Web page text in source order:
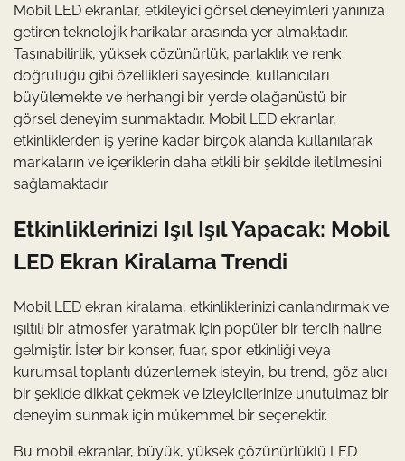
Mobil LED ekranlar, etkileyici görsel deneyimleri yanınıza
getiren teknolojik harikalar arasında yer almaktadır.
Taşınabilirlik, yüksek çözünürlük, parlaklık ve renk
doğruluğu gibi özellikleri sayesinde, kullanıcıları
büyülemekte ve herhangi bir yerde olağanüstü bir
görsel deneyim sunmaktadır. Mobil LED ekranlar,
etkinliklerden iş yerine kadar birçok alanda kullanılarak
markaların ve içeriklerin daha etkili bir şekilde iletilmesini
sağlamaktadır.
Etkinliklerinizi Işıl Işıl Yapacak: Mobil
LED Ekran Kiralama Trendi
Mobil LED ekran kiralama, etkinliklerinizi canlandırmak ve
ışıltılı bir atmosfer yaratmak için popüler bir tercih haline
gelmiştir. İster bir konser, fuar, spor etkinliği veya
kurumsal toplantı düzenlemek isteyin, bu trend, göz alıcı
bir şekilde dikkat çekmek ve izleyicilerinize unutulmaz bir
deneyim sunmak için mükemmel bir seçenektir.
Bu mobil ekranlar, büyük, yüksek çözünürlüklü LED